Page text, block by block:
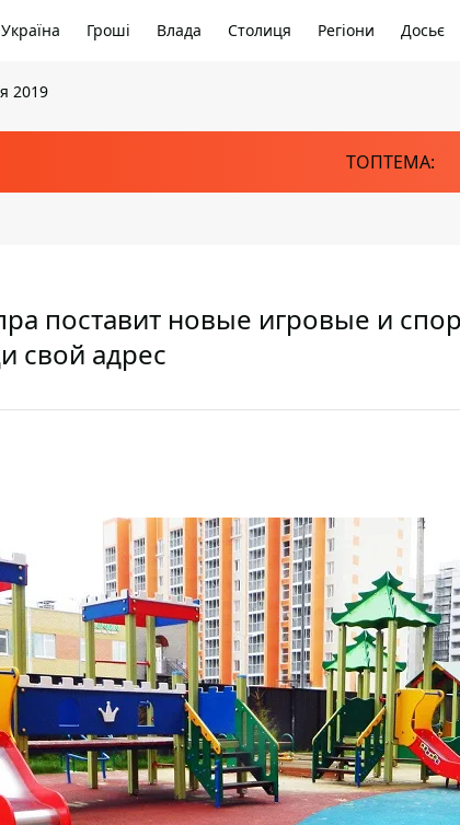
Гроші Влада Столиця Регіони Досьє
2019
ТОПТЕМА:
поставит новые игровые и
свой адрес